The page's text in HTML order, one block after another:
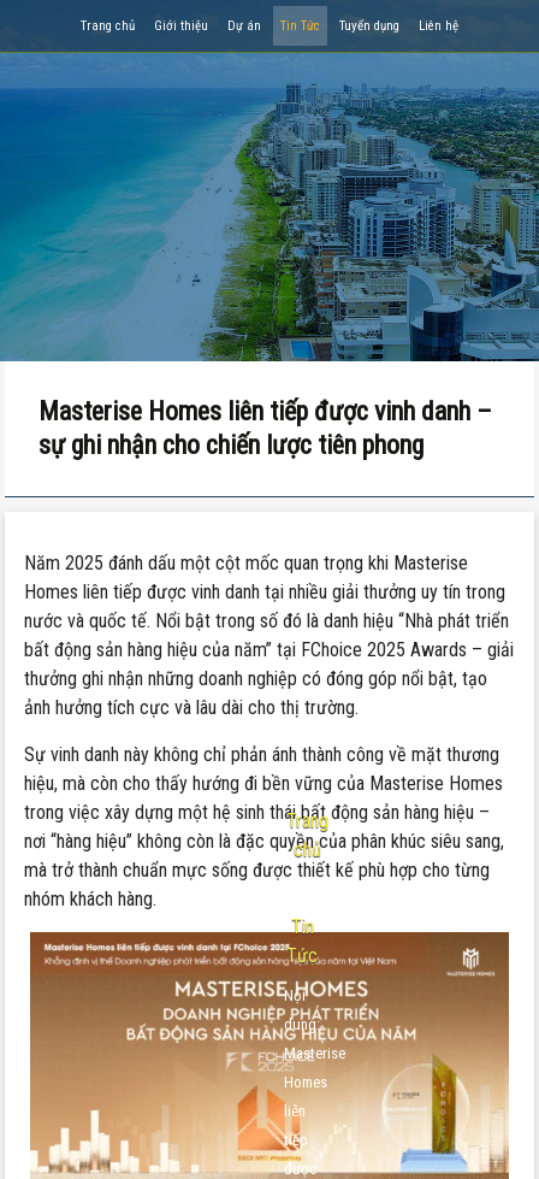
Trang chủ Giới thiệu Dự án Tin Tức Tuyển dụng Liên hệ
Trang
chủ
Tin
Tức
Nội
dung:
Masterise
Homes
liên
tiếp
được
Masterise Homes liên tiếp được vinh danh –
sự ghi nhận cho chiến lược tiên phong
Năm 2025 đánh dấu một cột mốc quan trọng khi Masterise
Homes liên tiếp được vinh danh tại nhiều giải thưởng uy tín trong
nước và quốc tế. Nổi bật trong số đó là danh hiệu “Nhà phát triển
bất động sản hàng hiệu của năm” tại FChoice 2025 Awards – giải
thưởng ghi nhận những doanh nghiệp có đóng góp nổi bật, tạo
ảnh hưởng tích cực và lâu dài cho thị trường.
Sự vinh danh này không chỉ phản ánh thành công về mặt thương
hiệu, mà còn cho thấy hướng đi bền vững của Masterise Homes
trong việc xây dựng một hệ sinh thái bất động sản hàng hiệu –
nơi “hàng hiệu” không còn là đặc quyền của phân khúc siêu sang,
mà trở thành chuẩn mực sống được thiết kế phù hợp cho từng
nhóm khách hàng.